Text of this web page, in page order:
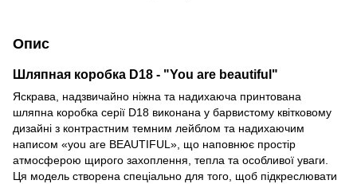
Опис
Шляпная коробка D18 - "You are beautiful"
Яскрава, надзвичайно ніжна та надихаюча принтована
шляпна коробка серії D18 виконана у барвистому квітковому
дизайні з контрастним темним лейблом та надихаючим
написом «you are BEAUTIFUL», що наповнює простір
атмосферою щирого захоплення, тепла та особливої уваги.
Ця модель створена спеціально для того, щоб підкреслювати